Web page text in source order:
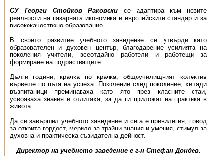
СУ Георги Стойков Раковскисе адаптира към новите
реалности на пазарната икономика и европейските стандарти за
висококачествено образование.
В своето развитие учебното заведение се утвърди като
образователен и духовен център, благода­рение усилията на
поколения учители, всеотдайно работели и работещи за
формиране на подрастващите.
Дълги години, крачка по крачка, общоучилищният колектив
вървеше по пътя на успеха. По­ко­­ле­ние след поколение, хиляди
възпитаници преминаваха като ято през класните стаи,
усвояваха знания и отлитаха, за да ги приложат на практика в
живота.
Да си завършил учебното заведение и сега е привилегия, повод
за открита гордост, мерило за трайни знания и умения, стимул за
духовна и практическа съзидателна дейност.
Директор на учебното заведение е г-н Стефан Дондев.